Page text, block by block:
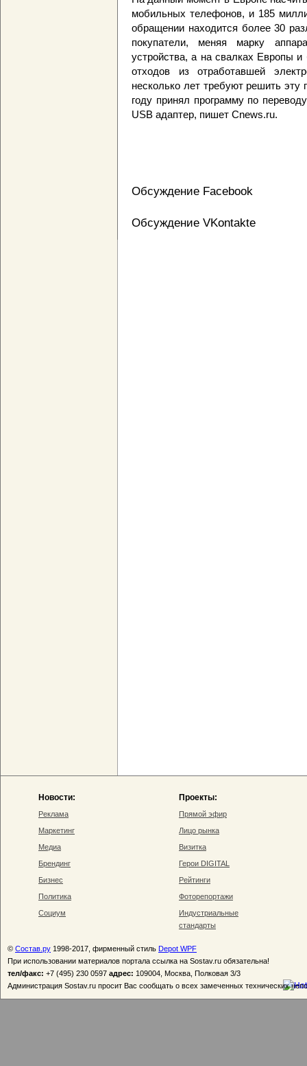
мобильных телефонов, и 185
обращении находится более 30
покупатели, меняя марку
устройства, а на свалках Европы и
отходов из отработавшей
несколько лет требуют решить
году принял программу по
USB адаптер, пишет Cnews.ru.
Обсуждение Facebook
Обсуждение VKontakte
Новости:
Реклама
Маркетинг
Медиа
Брендинг
Бизнес
Политика
Социум
Проекты:
Прямой эфир
Лицо рынка
Визитка
Герои DIGITAL
Рейтинги
Фоторепортажи
Индустриальные
стандарты
© Состав.ру 1998-2017, фирменный стиль Depot WPF
При использовании материалов портала ссылка на Sostav.ru обязательна!
тел/факс: +7 (495) 230 0597 адрес: 109004, Москва, Полковая 3/3
Администрация Sostav.ru просит Вас сообщать о всех замеченных технических